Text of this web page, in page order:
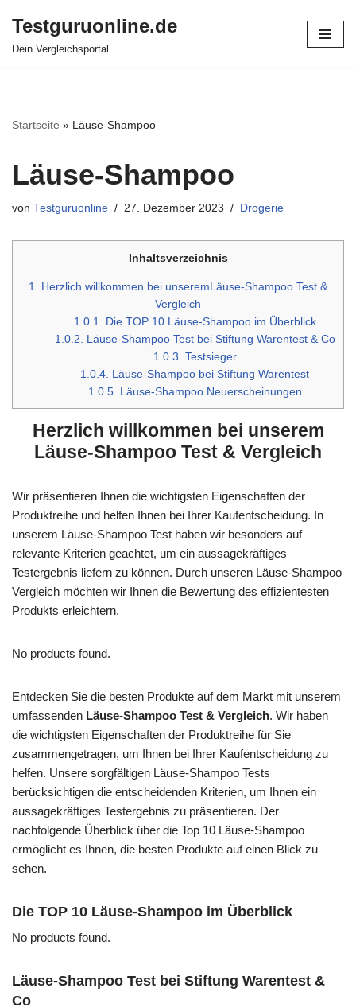
Zum
Testguruonline.de
Dein Vergleichsportal
Startseite » Läuse-Shampoo
Läuse-Shampoo
von Testguruonline 27. Dezember 2023 Drogerie
Inhaltsverzeichnis
1. Herzlich willkommen bei unseremLäuse-Shampoo Test &
Vergleich
1.0.1. Die TOP 10 Läuse-Shampoo im Überblick
1.0.2. Läuse-Shampoo Test bei Stiftung Warentest & Co
1.0.3. Testsieger
1.0.4. Läuse-Shampoo bei Stiftung Warentest
1.0.5. Läuse-Shampoo Neuerscheinungen
Herzlich willkommen bei unserem
Läuse-Shampoo Test & Vergleich
Wir präsentieren Ihnen die wichtigsten Eigenschaften der
Produktreihe und helfen Ihnen bei Ihrer Kaufentscheidung. In
unserem Läuse-Shampoo Test haben wir besonders auf
relevante Kriterien geachtet, um ein aussagekräftiges
Testergebnis liefern zu können. Durch unseren Läuse-Shampoo
Vergleich möchten wir Ihnen die Bewertung des effizientesten
Produkts erleichtern.
No products found.
Entdecken Sie die besten Produkte auf dem Markt mit unserem
umfassenden Läuse-Shampoo Test & Vergleich. Wir haben
die wichtigsten Eigenschaften der Produktreihe für Sie
zusammengetragen, um Ihnen bei Ihrer Kaufentscheidung zu
helfen. Unsere sorgfältigen Läuse-Shampoo Tests
berücksichtigen die entscheidenden Kriterien, um Ihnen ein
aussagekräftiges Testergebnis zu präsentieren. Der
nachfolgende Überblick über die Top 10 Läuse-Shampoo
ermöglicht es Ihnen, die besten Produkte auf einen Blick zu
sehen.
Die TOP 10 Läuse-Shampoo im Überblick
No products found.
Läuse-Shampoo Test bei Stiftung Warentest &
Co